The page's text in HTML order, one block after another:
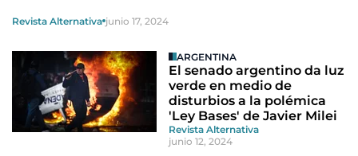
Revista Alternativa junio 17, 2024
ARGENTINA
El senado argentino da luz
verde en medio de
disturbios a la polémica
'Ley Bases' de Javier Milei
Revista Alternativa
junio 12, 2024